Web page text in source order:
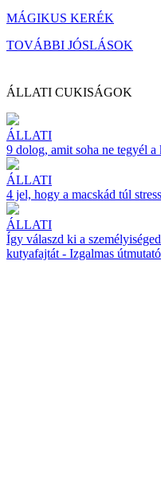
MÁGIKUS KERÉK
TOVÁBBI JÓSLÁSOK
ÁLLATI CUKISÁGOK
ÁLLATI
9 dolog, amit soha ne tegyél a
ÁLLATI
4 jel, hogy a macskád túl
ÁLLATI
Így válaszd ki a
kutyafajtát - Izgalmas útmutató